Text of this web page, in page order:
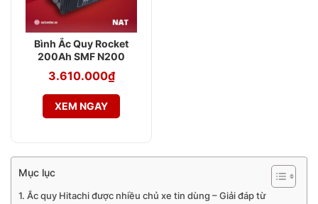
Bình Ắc Quy Rocket
200Ah SMF N200
3.610.000₫
XEM NGAY
Mục lục
Ắc quy Hitachi được nhiều chủ xe tin dùng – Giải đáp từ